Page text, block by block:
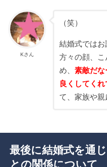
Kさん
（笑）
結婚式では
方々の顔、こ
め、素敵だな
良くしてく
て、家族や親
最後に結婚式を通
との関係について